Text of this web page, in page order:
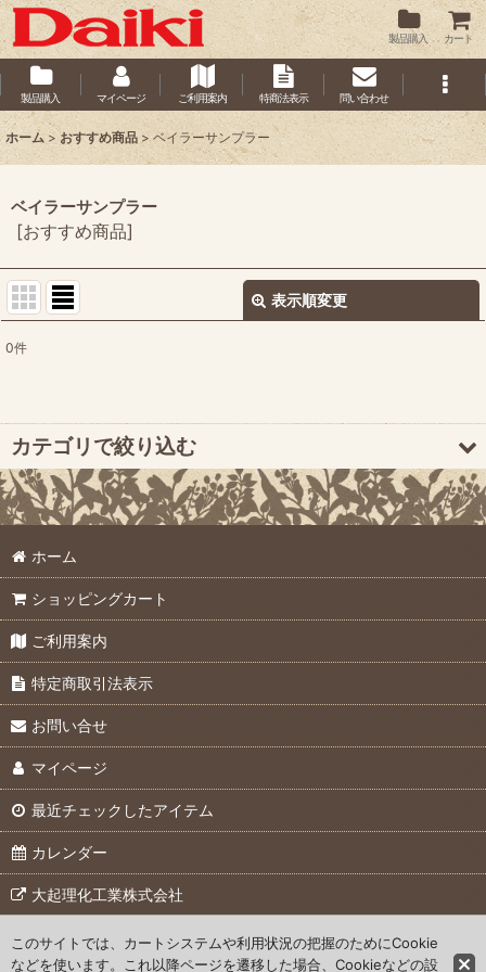
製品購入 カート
製品購入 マイページ ご利用案内 特商法表示 問い合わせ
ホーム > おすすめ商品 > ベイラーサンプラー
ベイラーサンプラー
[おすすめ商品]
表示順変更
表示数:
並び順:
0件
カテゴリで絞り込む
ベイラーサンプラー (全商品)
製品
オプション
ホーム
ショッピングカート
ご利用案内
特定商取引法表示
お問い合せ
マイページ
最近チェックしたアイテム
カレンダー
大起理化工業株式会社
© 2007 Daiki Rika Kogyo Co., Ltd.
このサイトでは、カートシステムや利用状況の把握のためにCookie
などを使います。これ以降ページを遷移した場合、Cookieなどの設